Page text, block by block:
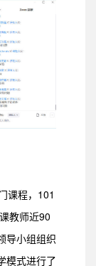
课程，101
教师近90
导小组组织
模式进行了